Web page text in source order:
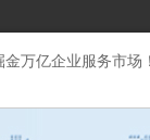
万亿企业服务市场！